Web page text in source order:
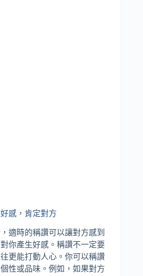
感，肯定對方
適時的稱讚可以讓對方感到
你產生好感。稱讚不一定要
更能打動人心。你可以稱讚
性或品味。例如，如果對方